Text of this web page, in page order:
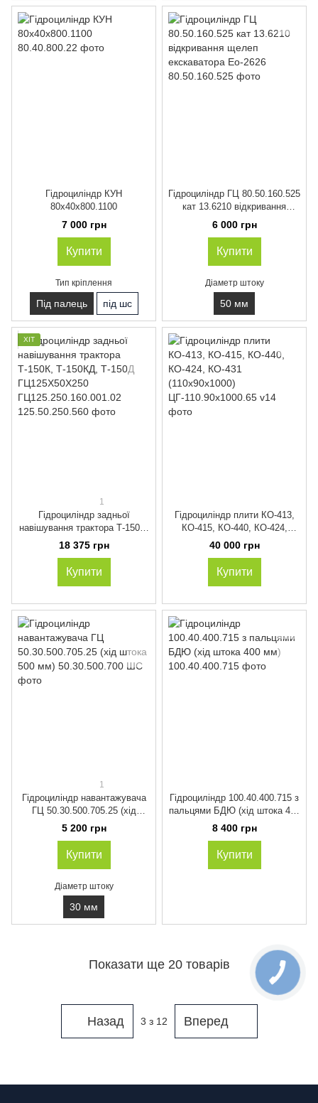
Гідроциліндр КУН
80х40х800.1100
7 000 грн
Купити
Тип кріплення
Під палець під шс
Гідроциліндр ГЦ 80.50.160.525
кат 13.6210 відкривання
щелеп екскаватора Ео-2626
6 000 грн
Купити
Діаметр штоку
50 мм
ХІТ
1
Гідроциліндр задньої
навішування трактора Т-150К,
Т-150КД, Т-150Д
ГЦ125Х50Х250
ГЦ125.250.160.001.02
18 375 грн
Купити
Гідроциліндр плити КО-413,
КО-415, КО-440, КО-424,
КО-431 (110х90х1000)
ЦГ-110.90х1000.65
40 000 грн
Купити
1
Гідроциліндр навантажувача
ГЦ 50.30.500.705.25 (хід
штока 500 мм)
5 200 грн
Купити
Діаметр штоку
30 мм
Гідроциліндр 100.40.400.715 з
пальцями БДЮ (хід штока 400
мм)
8 400 грн
Купити
Показати ще 20 товарів
Назад 3 з 12 Вперед